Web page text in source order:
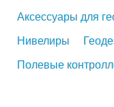
Аксессуары для
Нивелиры
Полевые